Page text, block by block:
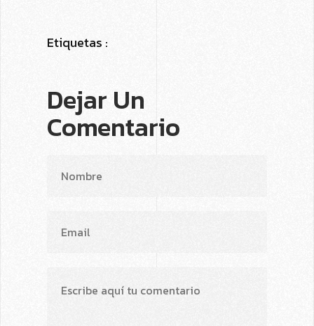
Etiquetas :
Dejar Un
Comentario